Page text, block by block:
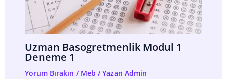
Uzman Basogretmenlik Modul 1
Deneme 1
Yorum Bırakın / Meb / Yazan Admin